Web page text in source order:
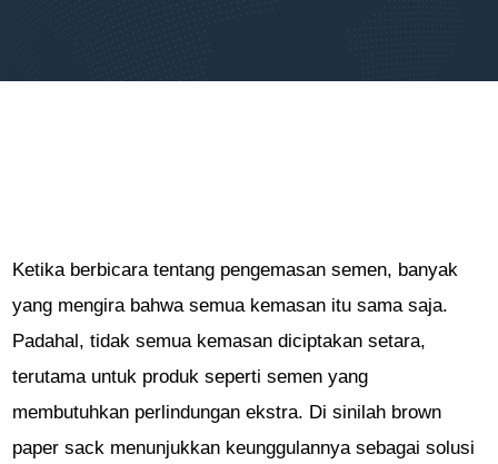
Ketika berbicara tentang pengemasan semen, banyak
yang mengira bahwa semua kemasan itu sama saja.
Padahal, tidak semua kemasan diciptakan setara,
terutama untuk produk seperti semen yang
membutuhkan perlindungan ekstra. Di sinilah brown
paper sack menunjukkan keunggulannya sebagai solusi